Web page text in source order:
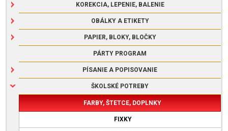
KOREKCIA, LEPENIE, BALENIE
OBÁLKY A ETIKETY
PAPIER, BLOKY, BLOČKY
PÁRTY PROGRAM
PÍSANIE A POPISOVANIE
ŠKOLSKÉ POTREBY
FARBY, ŠTETCE, DOPLNKY
FIXKY